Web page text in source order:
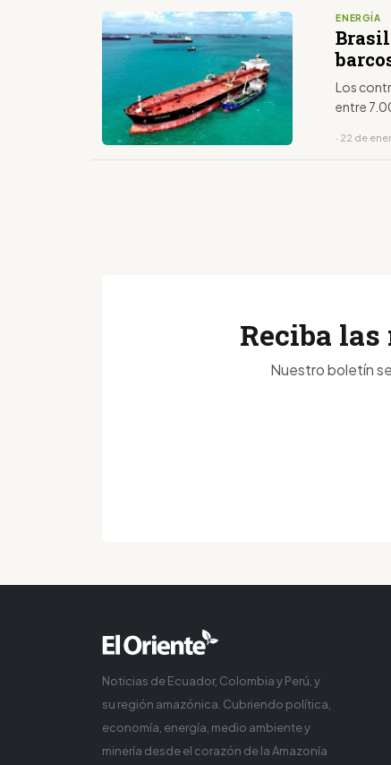
ENERGÍA
Los
entre
· 22 de
Reciba
Nuestro boletín
Noticias de Ecuador, Colombia y Perú, y
su región amazónica. Cubriendo política,
economía, energía, medio ambiente y
minería desde el corazón de la Amazonía